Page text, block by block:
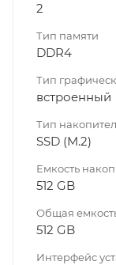
2
Тип памяти
DDR4
Тип
встроенный
Тип
SSD (M.2)
Емкость
512 GB
Общая
512 GB
Интерфейс